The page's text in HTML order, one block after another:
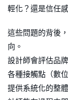
輕化？還是信任感
這些問題的背後
向。
設計師會評估品
各種接觸點（數
提供系統化的整